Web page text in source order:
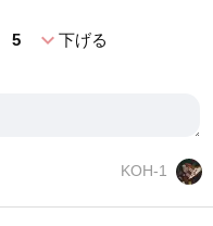
5 expand_more下げる
KOH-1